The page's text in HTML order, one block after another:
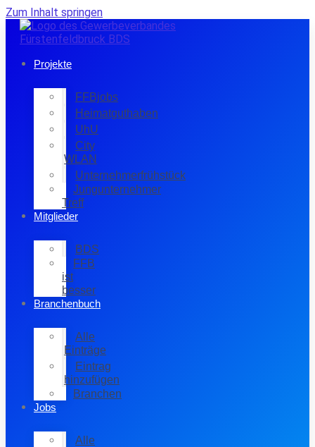
Zum Inhalt springen
Projekte
FFBjobs
Heimatguthaben
UhU
City
WLAN
Unternehmerfrühstück
Jungunternehmer
Treff
Mitglieder
BDS
FFB
ist
besser
Branchenbuch
Alle
Einträge
Eintrag
hinzufügen
Branchen
Jobs
Alle